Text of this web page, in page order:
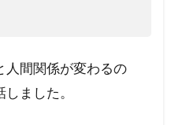
人間関係が変わるの
ました。